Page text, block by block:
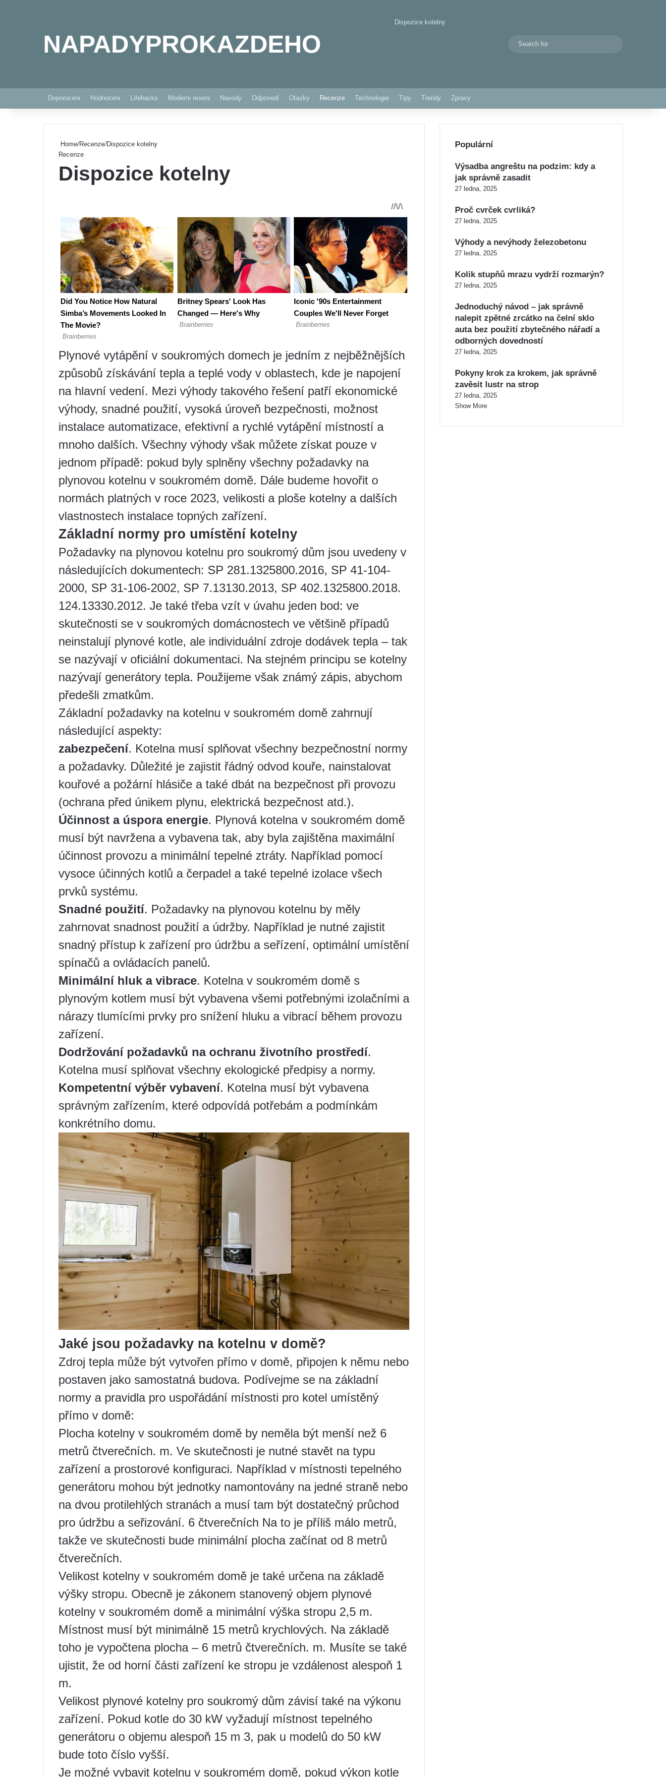
NAPADYPROKAZDEHO
Dispozice kotelny
Switch skin
Doporuceni Hodnoceni Lifehacks Moderni reseni Navody Odpovedi Otazky Recenze Technologie Tipy Trendy Zpravy
Home/Recenze/Dispozice kotelny
Recenze
Dispozice kotelny
Plynové vytápění v soukromých domech je jedním z nejběžnějších
způsobů získávání tepla a teplé vody v oblastech, kde je napojení
na hlavní vedení. Mezi výhody takového řešení patří ekonomické
výhody, snadné použití, vysoká úroveň bezpečnosti, možnost
instalace automatizace, efektivní a rychlé vytápění místností a
mnoho dalších. Všechny výhody však můžete získat pouze v
jednom případě: pokud byly splněny všechny požadavky na
plynovou kotelnu v soukromém domě. Dále budeme hovořit o
normách platných v roce 2023, velikosti a ploše kotelny a dalších
vlastnostech instalace topných zařízení.
Základní normy pro umístění kotelny
Požadavky na plynovou kotelnu pro soukromý dům jsou uvedeny v
následujících dokumentech: SP 281.1325800.2016, SP 41-104-
2000, SP 31-106-2002, SP 7.13130.2013, SP 402.1325800.2018.
124.13330.2012. Je také třeba vzít v úvahu jeden bod: ve
skutečnosti se v soukromých domácnostech ve většině případů
neinstalují plynové kotle, ale individuální zdroje dodávek tepla – tak
se nazývají v oficiální dokumentaci. Na stejném principu se kotelny
nazývají generátory tepla. Použijeme však známý zápis, abychom
předešli zmatkům.
Základní požadavky na kotelnu v soukromém domě zahrnují
následující aspekty:
zabezpečení. Kotelna musí splňovat všechny bezpečnostní normy
a požadavky. Důležité je zajistit řádný odvod kouře, nainstalovat
kouřové a požární hlásiče a také dbát na bezpečnost při provozu
(ochrana před únikem plynu, elektrická bezpečnost atd.).
Účinnost a úspora energie. Plynová kotelna v soukromém domě
musí být navržena a vybavena tak, aby byla zajištěna maximální
účinnost provozu a minimální tepelné ztráty. Například pomocí
vysoce účinných kotlů a čerpadel a také tepelné izolace všech
prvků systému.
Snadné použití. Požadavky na plynovou kotelnu by měly
zahrnovat snadnost použití a údržby. Například je nutné zajistit
snadný přístup k zařízení pro údržbu a seřízení, optimální umístění
spínačů a ovládacích panelů.
Minimální hluk a vibrace. Kotelna v soukromém domě s
plynovým kotlem musí být vybavena všemi potřebnými izolačními a
nárazy tlumícími prvky pro snížení hluku a vibrací během provozu
zařízení.
Dodržování požadavků na ochranu životního prostředí.
Kotelna musí splňovat všechny ekologické předpisy a normy.
Kompetentní výběr vybavení. Kotelna musí být vybavena
správným zařízením, které odpovídá potřebám a podmínkám
konkrétního domu.
Jaké jsou požadavky na kotelnu v domě?
Zdroj tepla může být vytvořen přímo v domě, připojen k němu nebo
postaven jako samostatná budova. Podívejme se na základní
normy a pravidla pro uspořádání místnosti pro kotel umístěný
přímo v domě:
Plocha kotelny v soukromém domě by neměla být menší než 6
metrů čtverečních. m. Ve skutečnosti je nutné stavět na typu
zařízení a prostorové konfiguraci. Například v místnosti tepelného
generátoru mohou být jednotky namontovány na jedné straně nebo
na dvou protilehlých stranách a musí tam být dostatečný průchod
pro údržbu a seřizování. 6 čtverečních Na to je příliš málo metrů,
takže ve skutečnosti bude minimální plocha začínat od 8 metrů
čtverečních.
Velikost kotelny v soukromém domě je také určena na základě
výšky stropu. Obecně je zákonem stanovený objem plynové
kotelny v soukromém domě a minimální výška stropu 2,5 m.
Místnost musí být minimálně 15 metrů krychlových. Na základě
toho je vypočtena plocha – 6 metrů čtverečních. m. Musíte se také
ujistit, že od horní části zařízení ke stropu je vzdálenost alespoň 1
m.
Velikost plynové kotelny pro soukromý dům závisí také na výkonu
zařízení. Pokud kotle do 30 kW vyžadují místnost tepelného
generátoru o objemu alespoň 15 m 3, pak u modelů do 50 kW
bude toto číslo vyšší.
Je možné vybavit kotelnu v soukromém domě, pokud výkon kotle
Populární
Výsadba angreštu na podzim: kdy a
jak správně zasadit
27 ledna, 2025
Proč cvrček cvrliká?
27 ledna, 2025
Výhody a nevýhody železobetonu
27 ledna, 2025
Kolik stupňů mrazu vydrží rozmarýn?
27 ledna, 2025
Jednoduchý návod – jak správně
nalepit zpětné zrcátko na čelní sklo
auta bez použití zbytečného nářadí a
odborných dovedností
27 ledna, 2025
Pokyny krok za krokem, jak správně
zavěsit lustr na strop
27 ledna, 2025
Show More